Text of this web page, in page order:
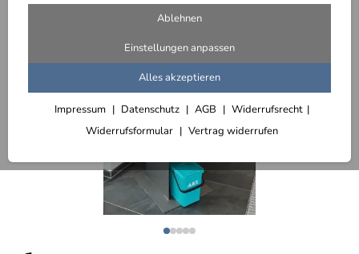
Ablehnen
Einstellungen anpassen
Alles akzeptieren
Impressum Datenschutz AGB
Widerrufsrecht
Widerrufsformular
Vertrag widerrufen